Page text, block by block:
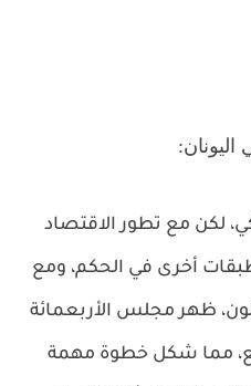
:
لكن مع تطور الاقتصاد
أخرى في الحكم، ومع
ظهر مجلس الأربعمائة
مما شكل خطوة مهمة